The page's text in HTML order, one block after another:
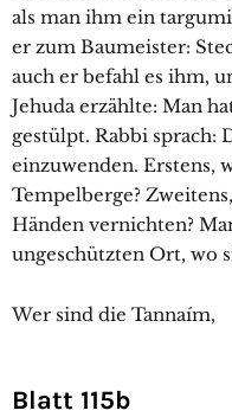
als man ihm ein
er zum Baumeister:
auch er befahl es ihm,
Jehuda erzählte: Man
gestülpt. Rabbi sprach:
einzuwenden. Erstens,
Tempelberge?
Händen vernichten?
ungeschützten Ort, wo
Wer sind die Tannaím,
Blatt 115b